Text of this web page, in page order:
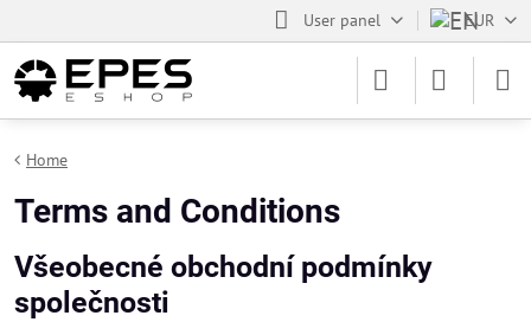
User panel EUR
Home
Terms and Conditions
Všeobecné obchodní podmínky
společnosti